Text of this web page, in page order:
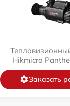
Hikmicro
Заказать